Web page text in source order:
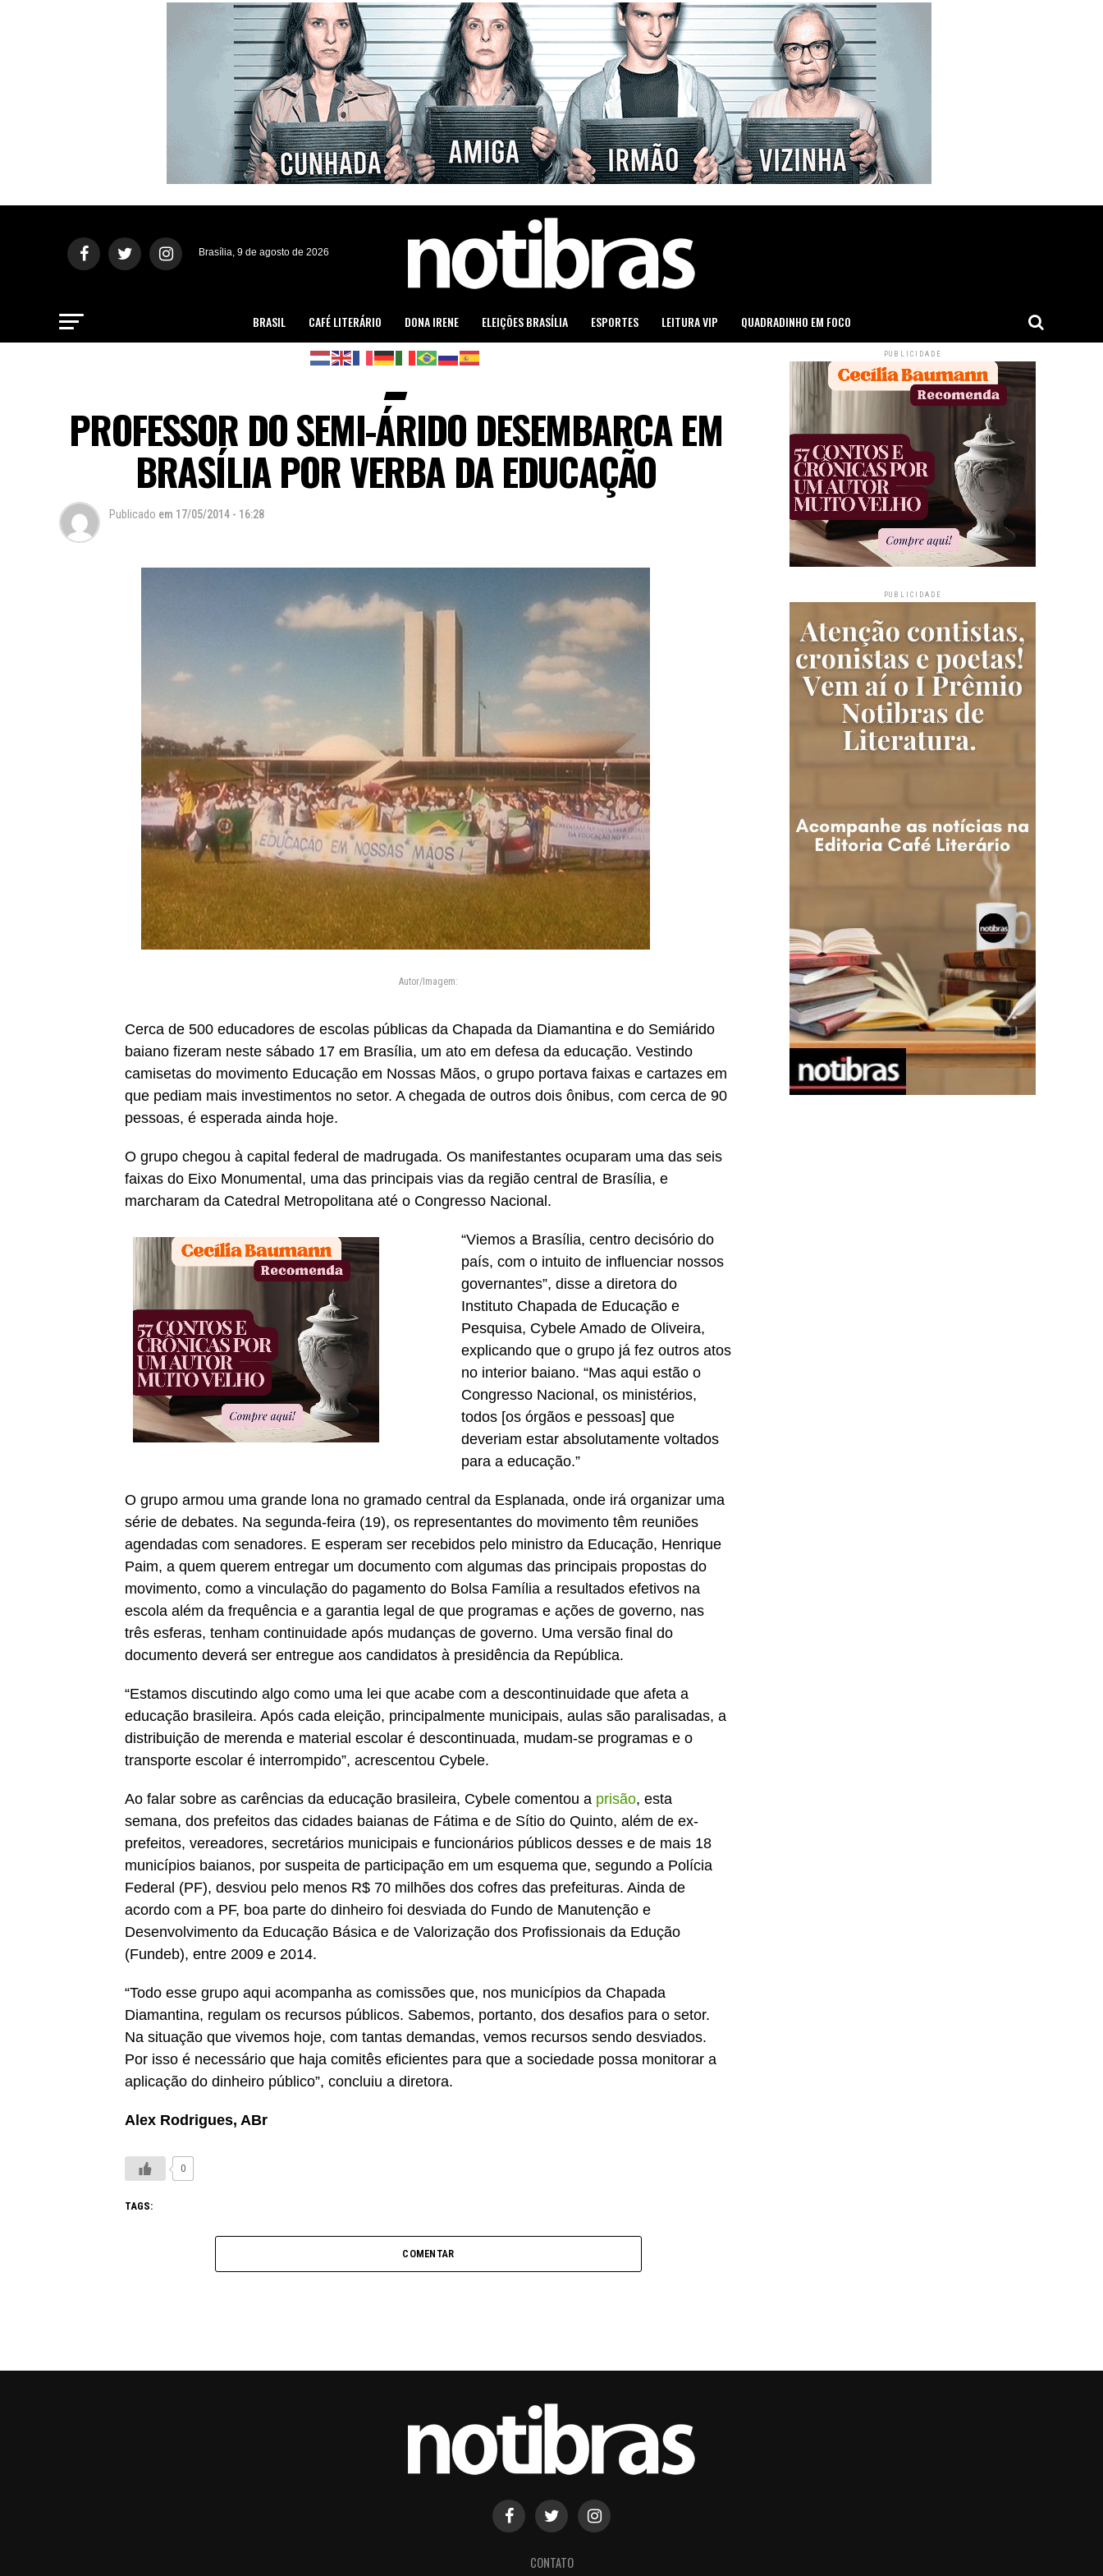
Brasília, 9 de agosto de 2026
BRASIL CAFÉ LITERÁRIO DONA IRENE ELEIÇÕES BRASÍLIA ESPORTES LEITURA VIP QUADRADINHO EM FOCO
PROFESSOR DO SEMI-ÁRIDO DESEMBARCA EM
BRASÍLIA POR VERBA DA EDUCAÇÃO
Publicado em 17/05/2014 - 16:28
Autor/Imagem:
Cerca de 500 educadores de escolas públicas da Chapada da Diamantina e do Semiárido
baiano fizeram neste sábado 17 em Brasília, um ato em defesa da educação. Vestindo
camisetas do movimento Educação em Nossas Mãos, o grupo portava faixas e cartazes em
que pediam mais investimentos no setor. A chegada de outros dois ônibus, com cerca de 90
pessoas, é esperada ainda hoje.
O grupo chegou à capital federal de madrugada. Os manifestantes ocuparam uma das seis
faixas do Eixo Monumental, uma das principais vias da região central de Brasília, e
marcharam da Catedral Metropolitana até o Congresso Nacional.
“Viemos a Brasília, centro decisório do
país, com o intuito de influenciar nossos
governantes”, disse a diretora do
Instituto Chapada de Educação e
Pesquisa, Cybele Amado de Oliveira,
explicando que o grupo já fez outros atos
no interior baiano. “Mas aqui estão o
Congresso Nacional, os ministérios,
todos [os órgãos e pessoas] que
deveriam estar absolutamente voltados
para a educação.”
O grupo armou uma grande lona no gramado central da Esplanada, onde irá organizar uma
série de debates. Na segunda-feira (19), os representantes do movimento têm reuniões
agendadas com senadores. E esperam ser recebidos pelo ministro da Educação, Henrique
Paim, a quem querem entregar um documento com algumas das principais propostas do
movimento, como a vinculação do pagamento do Bolsa Família a resultados efetivos na
escola além da frequência e a garantia legal de que programas e ações de governo, nas
três esferas, tenham continuidade após mudanças de governo. Uma versão final do
documento deverá ser entregue aos candidatos à presidência da República.
“Estamos discutindo algo como uma lei que acabe com a descontinuidade que afeta a
educação brasileira. Após cada eleição, principalmente municipais, aulas são paralisadas, a
distribuição de merenda e material escolar é descontinuada, mudam-se programas e o
transporte escolar é interrompido”, acrescentou Cybele.
Ao falar sobre as carências da educação brasileira, Cybele comentou a prisão, esta
semana, dos prefeitos das cidades baianas de Fátima e de Sítio do Quinto, além de ex-
prefeitos, vereadores, secretários municipais e funcionários públicos desses e de mais 18
municípios baianos, por suspeita de participação em um esquema que, segundo a Polícia
Federal (PF), desviou pelo menos R$ 70 milhões dos cofres das prefeituras. Ainda de
acordo com a PF, boa parte do dinheiro foi desviada do Fundo de Manutenção e
Desenvolvimento da Educação Básica e de Valorização dos Profissionais da Edução
(Fundeb), entre 2009 e 2014.
“Todo esse grupo aqui acompanha as comissões que, nos municípios da Chapada
Diamantina, regulam os recursos públicos. Sabemos, portanto, dos desafios para o setor.
Na situação que vivemos hoje, com tantas demandas, vemos recursos sendo desviados.
Por isso é necessário que haja comitês eficientes para que a sociedade possa monitorar a
aplicação do dinheiro público”, concluiu a diretora.
Alex Rodrigues, ABr
0
TAGS:
COMENTAR
PUBLICIDADE
PUBLICIDADE
CONTATO